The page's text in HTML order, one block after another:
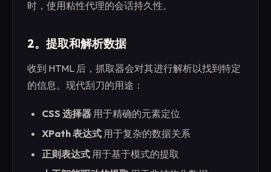
时，使用粘性代理的会话持久性。
2。提取和解析数据
收到 HTML 后，抓取器会对其进行解析以找到特定
的信息。现代刮刀的用途：
CSS 选择器 用于精确的元素定位
XPath 表达式 用于复杂的数据关系
正则表达式 用于基于模式的提取